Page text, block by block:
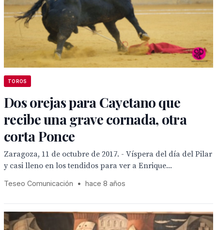
TOROS
Dos orejas para Cayetano que
recibe una grave cornada, otra
corta Ponce
Zaragoza, 11 de octubre de 2017. - Víspera del día del Pilar
y casi lleno en los tendidos para ver a Enrique...
Teseo Comunicación • hace 8 años